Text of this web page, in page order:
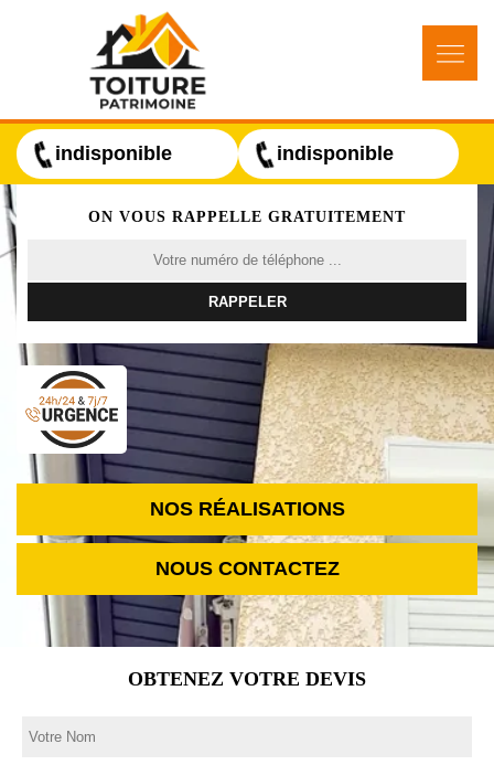
indisponible indisponible
ON VOUS RAPPELLE GRATUITEMENT
NOS RÉALISATIONS
NOUS CONTACTEZ
OBTENEZ VOTRE DEVIS